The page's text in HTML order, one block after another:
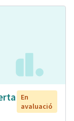
En
avaluació